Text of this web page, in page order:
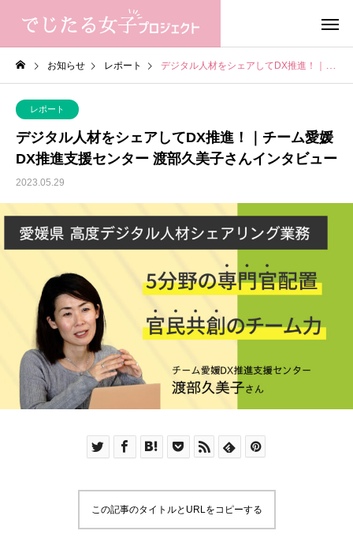
お知らせ レポート デジタル人材をシェアしてDX推進！｜チーム愛媛DX推進支援センター 渡部久美子さんインタビュー
レポート
デジタル人材をシェアしてDX推進！｜チーム愛媛
DX推進支援センター 渡部久美子さんインタビュー
2023.05.29
この記事のタイトルとURLをコピーする